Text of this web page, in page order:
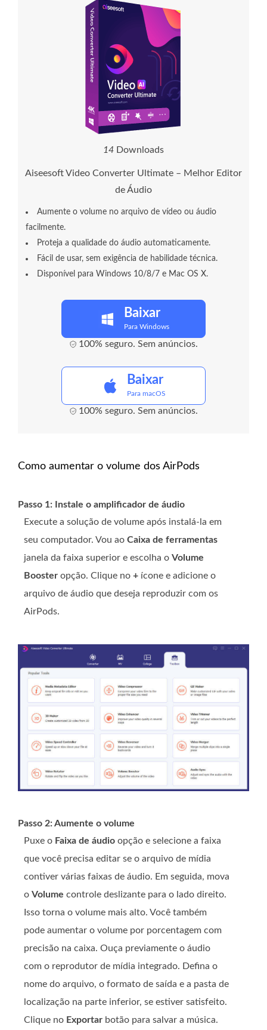
14 Downloads
Aiseesoft Video Converter Ultimate – Melhor Editor
de Áudio
Aumente o volume no arquivo de vídeo ou áudio
facilmente.
Proteja a qualidade do áudio automaticamente.
Fácil de usar, sem exigência de habilidade técnica.
Disponível para Windows 10/8/7 e Mac OS X.
Baixar
Para Windows
100% seguro. Sem anúncios.
Baixar
Para macOS
100% seguro. Sem anúncios.
Como aumentar o volume dos AirPods
Passo 1: Instale o amplificador de áudio
Execute a solução de volume após instalá-la em
seu computador. Vou ao Caixa de ferramentas
janela da faixa superior e escolha o Volume
Booster opção. Clique no + ícone e adicione o
arquivo de áudio que deseja reproduzir com os
AirPods.
Passo 2: Aumente o volume
Puxe o Faixa de áudio opção e selecione a faixa
que você precisa editar se o arquivo de mídia
contiver várias faixas de áudio. Em seguida, mova
o Volume controle deslizante para o lado direito.
Isso torna o volume mais alto. Você também
pode aumentar o volume por porcentagem com
precisão na caixa. Ouça previamente o áudio
com o reprodutor de mídia integrado. Defina o
nome do arquivo, o formato de saída e a pasta de
localização na parte inferior, se estiver satisfeito.
Clique no Exportar botão para salvar a música.